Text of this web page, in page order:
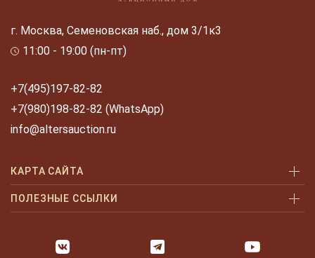
г. Москва, Семеновская наб., дом 3/1к3
11:00 - 19:00 (пн-пт)
+7(495)197-82-82
+7(980)198-82-82 (WhatsApp)
info@altersauction.ru
КАРТА САЙТА
Аукционы
Как продать
ПОЛЕЗНЫЕ ССЫЛКИ